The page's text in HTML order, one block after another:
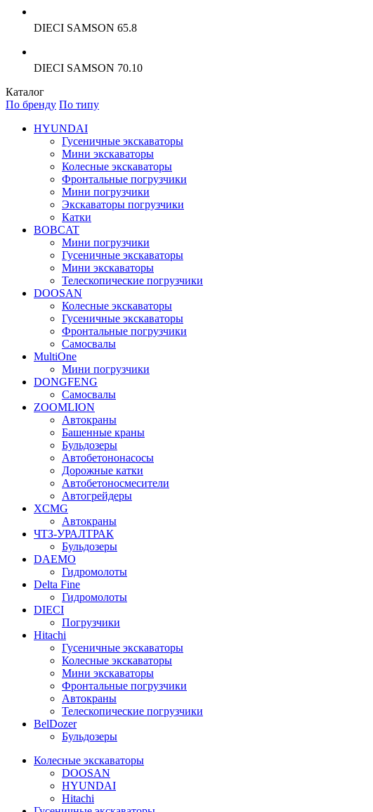
DIECI SAMSON 65.8
DIECI SAMSON 70.10
Каталог
По бренду По типу
HYUNDAI
Гусеничные экскаваторы
Мини экскаваторы
Колесные экскаваторы
Фронтальные погрузчики
Мини погрузчики
Экскаваторы погрузчики
Катки
BOBCAT
Мини погрузчики
Гусеничные экскаваторы
Мини экскаваторы
Телескопические погрузчики
DOOSAN
Колесные экскаваторы
Гусеничные экскаваторы
Фронтальные погрузчики
Самосвалы
MultiOne
Мини погрузчики
DONGFENG
Самосвалы
ZOOMLION
Автокраны
Башенные краны
Бульдозеры
Автобетононасосы
Дорожные катки
Автобетоносмесители
Автогрейдеры
XCMG
Автокраны
ЧТЗ-УРАЛТРАК
Бульдозеры
DAEMO
Гидромолоты
Delta Fine
Гидромолоты
DIECI
Погрузчики
Hitachi
Гусеничные экскаваторы
Колесные экскаваторы
Мини экскаваторы
Фронтальные погрузчики
Автокраны
Телескопические погрузчики
BelDozer
Бульдозеры
Колесные экскаваторы
DOOSAN
HYUNDAI
Hitachi